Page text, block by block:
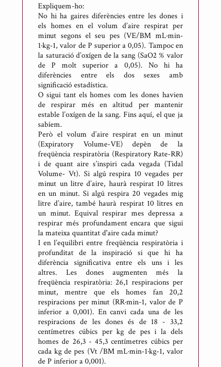
Expliquem-ho:
No hi ha gaires diferències entre les dones i
els homes en el volum d’aire respirat per
minut segons el seu pes (VE/BM mL·min-
1·kg-1, valor de P superior a 0,05). Tampoc en
la saturació d’oxígen de la sang (SaO2 % valor
de P molt superior a 0,05). No hi ha
diferències entre els dos sexes amb
significació estadística.
O sigui tant els homes com les dones havien
de respirar més en altitud per mantenir
estable l’oxígen de la sang. Fins aquí, el que ja
sabíem.
Però el volum d’aire respirat en un minut
(Expiratory Volume-VE) depèn de la
freqüència respiratòria (Respiratory Rate-RR)
i de quant aire s’inspiri cada vegada (Tidal
Volume- Vt). Si algú respira 10 vegades per
minut un litre d’aire, haurà respirat 10 litres
en un minut. Si algú respira 20 vegades mig
litre d’aire, també haurà respirat 10 litres en
un minut. Equival respirar mes depressa a
respirar més profundament encara que sigui
la mateixa quantitat d'aire cada minut?
I en l’equilibri entre freqüència respiratòria i
profunditat de la inspiració si que hi ha
diferència significativa entre els uns i les
altres. Les dones augmenten més la
freqüència respiratòria: 26,1 respiracions per
minut, mentre que els homes fan 20,2
respiracions per minut (RR·min-1, valor de P
inferior a 0,001). En canvi cada una de les
respiracions de les dones és de 18 - 33,2
centímetres cúbics per kg de pes i la dels
homes de 26,3 - 45,3 centímetres cúbics per
cada kg de pes (Vt /BM mL·min-1·kg-1, valor
de P inferior a 0,001).